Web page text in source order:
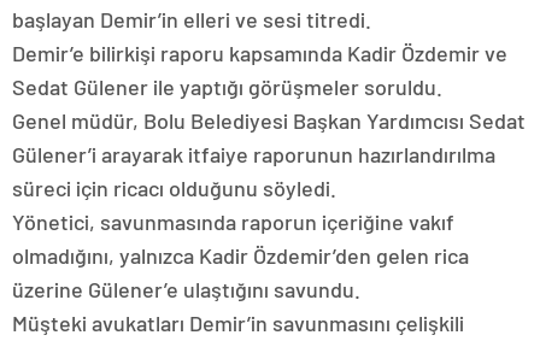
başlayan Demir’in elleri ve sesi titredi.
Demir’e bilirkişi raporu kapsamında Kadir Özdemir ve
Sedat Gülener ile yaptığı görüşmeler soruldu.
Genel müdür, Bolu Belediyesi Başkan Yardımcısı Sedat
Gülener’i arayarak itfaiye raporunun hazırlandırılma
süreci için ricacı olduğunu söyledi.
Yönetici, savunmasında raporun içeriğine vakıf
olmadığını, yalnızca Kadir Özdemir’den gelen rica
üzerine Gülener’e ulaştığını savundu.
Müşteki avukatları Demir’in savunmasını çelişkili